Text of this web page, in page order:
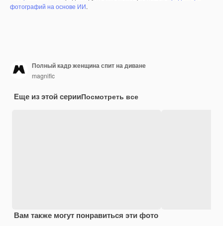
фотографий на основе ИИ.
Полный кадр женщина спит на диване
magnific
Еще из этой серииПосмотреть все
Вам также могут понравиться эти фото